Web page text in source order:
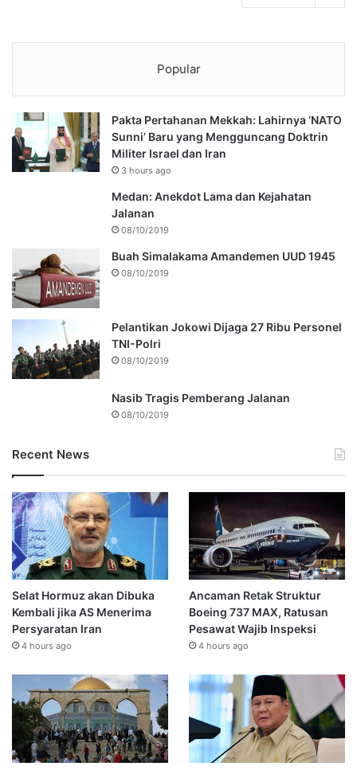
Popular
Pakta Pertahanan Mekkah: Lahirnya ‘NATO
Sunni’ Baru yang Mengguncang Doktrin
Militer Israel dan Iran
3 hours ago
Medan: Anekdot Lama dan Kejahatan
Jalanan
08/10/2019
Buah Simalakama Amandemen UUD 1945
08/10/2019
Pelantikan Jokowi Dijaga 27 Ribu Personel
TNI-Polri
08/10/2019
Nasib Tragis Pemberang Jalanan
08/10/2019
Recent News
Selat Hormuz akan Dibuka
Kembali jika AS Menerima
Persyaratan Iran
4 hours ago
Ancaman Retak Struktur
Boeing 737 MAX, Ratusan
Pesawat Wajib Inspeksi
4 hours ago